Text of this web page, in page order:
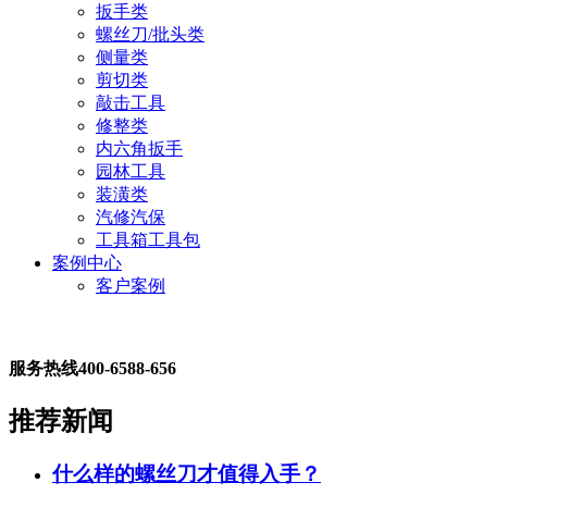
扳手类
螺丝刀/批头类
侧量类
剪切类
敲击工具
修整类
内六角扳手
园林工具
装潢类
汽修汽保
工具箱工具包
案例中心
客户案例
服务热线400-6588-656
推荐新闻
什么样的螺丝刀才值得入手？